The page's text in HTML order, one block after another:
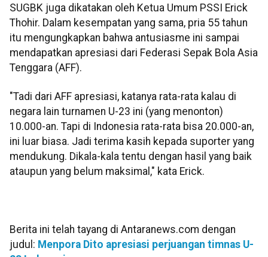
SUGBK juga dikatakan oleh Ketua Umum PSSI Erick
Thohir. Dalam kesempatan yang sama, pria 55 tahun
itu mengungkapkan bahwa antusiasme ini sampai
mendapatkan apresiasi dari Federasi Sepak Bola Asia
Tenggara (AFF).
"Tadi dari AFF apresiasi, katanya rata-rata kalau di
negara lain turnamen U-23 ini (yang menonton)
10.000-an. Tapi di Indonesia rata-rata bisa 20.000-an,
ini luar biasa. Jadi terima kasih kepada suporter yang
mendukung. Dikala-kala tentu dengan hasil yang baik
ataupun yang belum maksimal," kata Erick.
Berita ini telah tayang di Antaranews.com dengan
judul: Menpora Dito apresiasi perjuangan timnas U-